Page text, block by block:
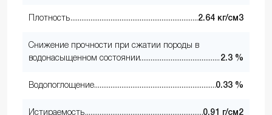
Плотность 2.64 кг/см3
Снижение прочности при сжатии породы в
водонасыщенном состоянии
2.3 %
Водопоглощение 0.33 %
Истираемость 0.91 г/см2